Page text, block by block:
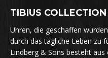
TIBIUS COLLECTION
Uhren, die geschaffen
durch das tägliche Leben zu
Lindberg & Sons besteht